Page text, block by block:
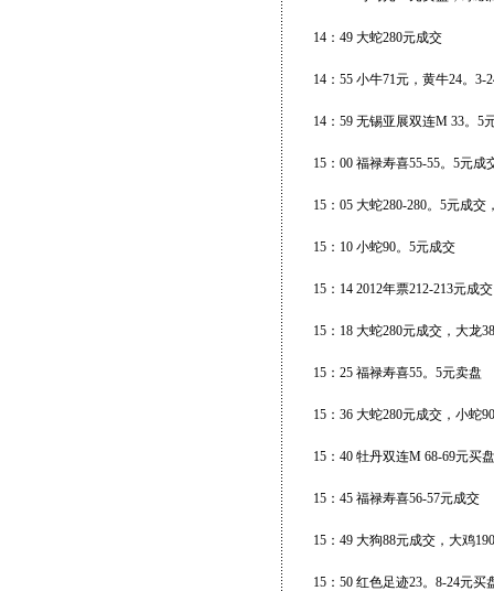
14：49 大蛇280元成交
14：55 小牛71元，黄牛24。3-
14：59 无锡亚展双连M 33。5
15：00 福禄寿喜55-55。5元成
15：05 大蛇280-280。5元成
15：10 小蛇90。5元成交
15：14 2012年票212-213元成交
15：18 大蛇280元成交，大龙
15：25 福禄寿喜55。5元卖盘
15：36 大蛇280元成交，小蛇
15：40 牡丹双连M 68-69元买
15：45 福禄寿喜56-57元成交
15：49 大狗88元成交，大鸡
15：50 红色足迹23。8-24元